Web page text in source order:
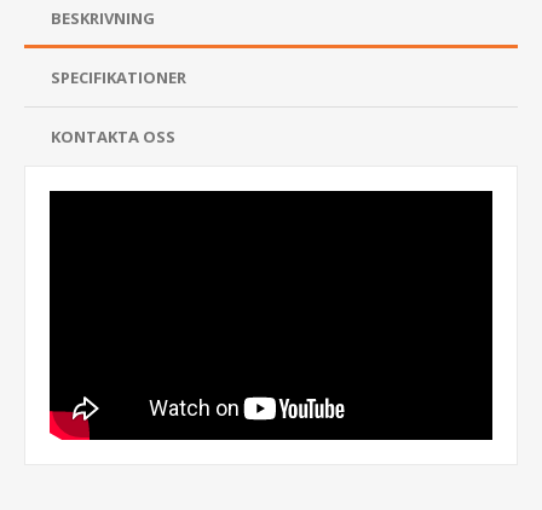
BESKRIVNING
SPECIFIKATIONER
KONTAKTA OSS